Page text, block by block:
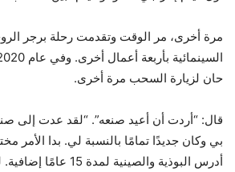
مرة أخرى، مر الوقت وتقدمت رحلة برجر
حان لزيارة السحب مرة أخرى.
قال: “أردت أن أعيد صنعه”. “لقد عدت إلى
بي وكان جديدًا تمامًا بالنسبة لي. بدا الأمر
أدرس البوذية والصينية